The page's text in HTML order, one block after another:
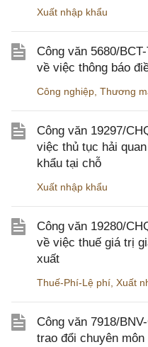
Xuất nhập khẩu
Công văn 5680/
về việc thông báo
Công nghiệp Thương
Công văn 19297/
việc thủ tục hải
khẩu tại chỗ
Xuất nhập khẩu
Công văn 19280/
về việc thuế giá trị
xuất
Thuế-Phí-Lệ phí Xuất
Công văn 7918/
trao đổi chuyên môn